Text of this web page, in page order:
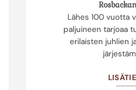
Lähes 100 vuotta
paljuineen tarjoaa
erilaisten juhlien